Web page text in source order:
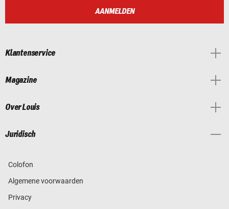
AANMELDEN
Klantenservice
Magazine
Over Louis
Juridisch
Colofon
Algemene voorwaarden
Privacy